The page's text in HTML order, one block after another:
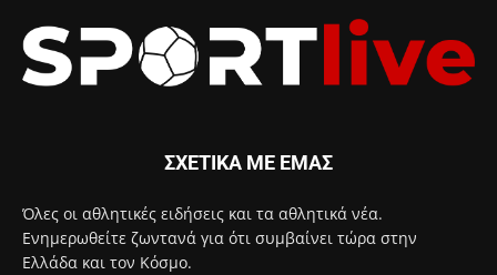
ΣΧΕΤΙΚΑ ΜΕ ΕΜΑΣ
Όλες οι αθλητικές ειδήσεις και τα αθλητικά νέα.
Ενημερωθείτε ζωντανά για ότι συμβαίνει τώρα στην
Ελλάδα και τον Κόσμο.